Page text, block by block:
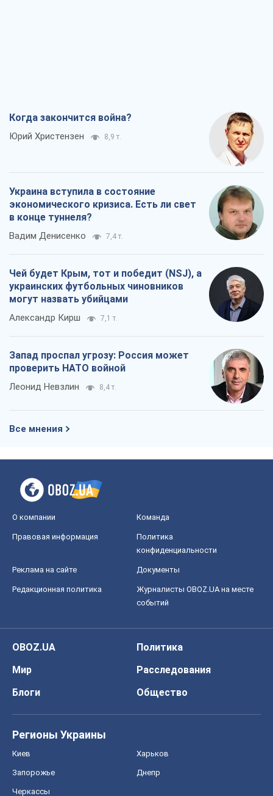
Когда закончится война?
Юрий Христензен 8,9 т.
Украина вступила в состояние
экономического кризиса. Есть ли свет
в конце туннеля?
Вадим Денисенко 7,4 т.
Чей будет Крым, тот и победит (NSJ), а
украинских футбольных чиновников
могут назвать убийцами
Александр Кирш 7,1 т.
Запад проспал угрозу: Россия может
проверить НАТО войной
Леонид Невзлин 8,4 т.
Все мнения
О компании Команда
Правовая информация
Политика
конфиденциальности
Реклама на сайте Документы
Редакционная политика
Журналисты OBOZ.UA на месте
событий
OBOZ.UA
Политика
Мир
Расследования
Блоги
Общество
Регионы Украины
Киев Харьков
Запорожье Днепр
Черкассы